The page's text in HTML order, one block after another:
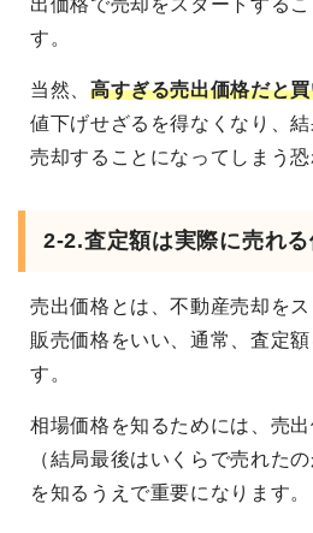
出価格で売却をスタートする
す。
当然、 高すぎる売出価格だと
値下げせざるを得なくなり、
売却することになってしまう恐
2-2.査定額は実際に売れ
売出価格とは、不動産売却を
販売価格をいい、通常、査定
す。
相場価格を知るためには、売
（結局最後はいくらで売れた
を知るうえで重要になります。